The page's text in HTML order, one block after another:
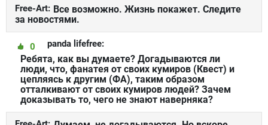
Free-Art: Все возможно. Жизнь покажет. Следите
за новостями.
panda lifefree:
0
Ребята, как вы думаете? Догадываются ли
люди, что, фанатея от своих кумиров (Квест) и
цепляясь к другим (ФА), таким образом
отталкивают от своих кумиров людей? Зачем
доказывать то, чего не знают наверняка?